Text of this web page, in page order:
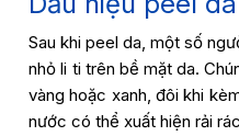
Sau khi peel da, một số
nhỏ li ti trên bề mặt da.
vàng hoặc xanh, đôi khi
nước có thể xuất hiện rải